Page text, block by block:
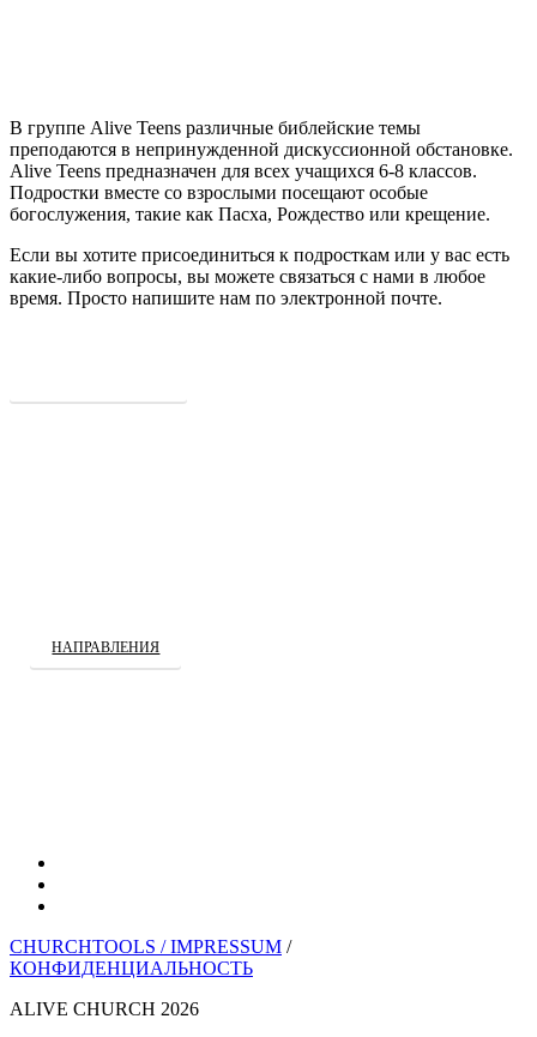
В группе Alive Teens различные библейские темы
преподаются в непринужденной дискуссионной обстановке.
Alive Teens предназначен для всех учащихся 6-8 классов.
Подростки вместе со взрослыми посещают особые
богослужения, такие как Пасха, Рождество или крещение.
Если вы хотите присоединиться к подросткам или у вас есть
какие-либо вопросы, вы можете связаться с нами в любое
время. Просто напишите нам по электронной почте.
НАПРАВЛЕНИЯ
CHURCHTOOLS /IMPRESSUM /
КОНФИДЕНЦИАЛЬНОСТЬ
ALIVE CHURCH 2026